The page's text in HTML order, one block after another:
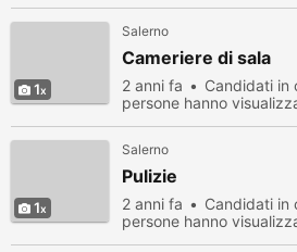
1
Salerno
Cameriere di sala
2 anni fa Candidati in
persone hanno
1
Salerno
Pulizie
2 anni fa Candidati in
persone hanno